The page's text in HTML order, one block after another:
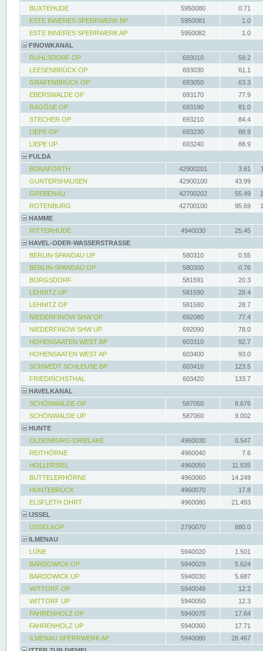
BUXTEHUDE
5950080
0.71
ESTE INNERES SPERRWERK BP
5950081
1.0
ESTE INNERES SPERRWERK AP
5950082
1.0
FINOWKANAL
RUHLSDORF OP
693010
59.2
LEESENBRÜCK OP
693030
61.1
GRAFENBRÜCK OP
693050
63.3
EBERSWALDE OP
693170
77.9
RAGÖSE OP
693190
81.0
STECHER OP
693210
84.4
LIEPE OP
693230
88.9
LIEPE UP
693240
88.9
FULDA
BONAFORTH
42900201 3.61
GUNTERSHAUSEN
42900100
43.99
GREBENAU
42700202 55.49
ROTENBURG
42700100 95.69
HAMME
RITTERHUDE
4940030
25.45
HAVEL-ODER-WASSERSTRASSE
BERLIN-SPANDAU UP
580310
0.55
BERLIN-SPANDAU OP
580300
0.76
BORGSDORF
581591
20.3
LEHNITZ UP
581590
28.4
LEHNITZ OP
581580
28.7
NIEDERFINOW SHW OP
692080
77.4
NIEDERFINOW SHW UP
692090
78.0
HOHENSAATEN WEST BP
603310
92.7
HOHENSAATEN WEST AP
603400
93.0
SCHWEDT SCHLEUSE BP
603410
123.5
FRIEDRICHSTHAL
603420
133.7
HAVELKANAL
SCHÖNWALDE OP
587050
8.676
SCHÖNWALDE UP
587060
9.002
HUNTE
OLDENBURG-DRIELAKE
4960030
0.547
REITHÖRNE
4960040
7.6
HOLLERSIEL
4960050
11.535
BUTTELERHÖRNE
4960060
14.249
HUNTEBRÜCK
4960070
17.8
ELSFLETH OHRT
4960080
21.493
IJSSEL
IJSSELKOP
2790070
880.0
ILMENAU
LÜNE
5940020
1.501
BARDOWICK OP
5940029
5.624
BARDOWICK UP
5940030
5.687
WITTORF OP
5940049
12.2
WITTORF UP
5940050
12.3
FAHRENHOLZ OP
5940070
17.64
FAHRENHOLZ UP
5940060
17.71
ILMENAU SPERRWERK AP
5940080
28.467